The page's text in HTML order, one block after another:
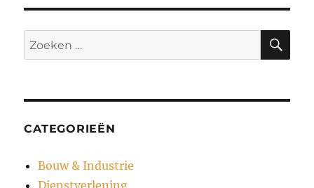
Zoeken
naar:
CATEGORIEËN
Bouw & Industrie